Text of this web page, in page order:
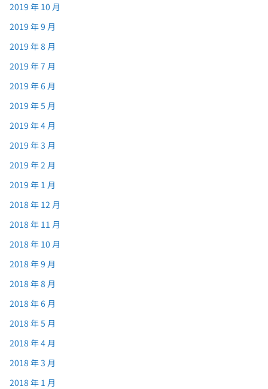
2019 年 10 月
2019 年 9 月
2019 年 8 月
2019 年 7 月
2019 年 6 月
2019 年 5 月
2019 年 4 月
2019 年 3 月
2019 年 2 月
2019 年 1 月
2018 年 12 月
2018 年 11 月
2018 年 10 月
2018 年 9 月
2018 年 8 月
2018 年 6 月
2018 年 5 月
2018 年 4 月
2018 年 3 月
2018 年 1 月